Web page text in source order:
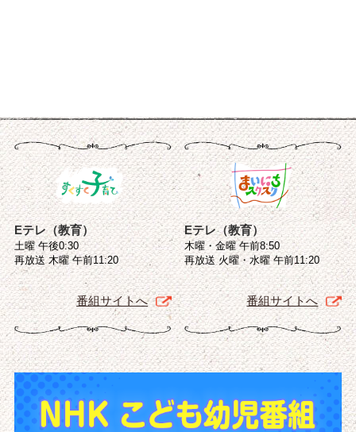
Eテレ（教育）
土曜 午後0:30
再放送 木曜 午前11:20
番組サイトへ
Eテレ（教育）
木曜・金曜 午前8:50
再放送 火曜・水曜 午前11:20
番組サイトへ